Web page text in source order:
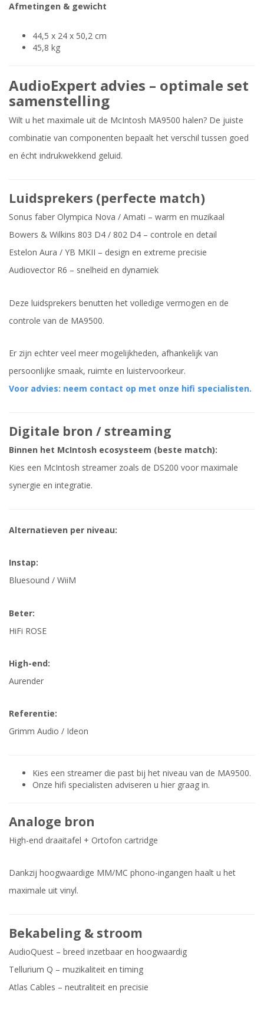
Afmetingen & gewicht
44,5 x 24 x 50,2 cm
45,8 kg
AudioExpert advies – optimale set
samenstelling
Wilt u het maximale uit de McIntosh MA9500 halen? De juiste
combinatie van componenten bepaalt het verschil tussen goed
en écht indrukwekkend geluid.
Luidsprekers (perfecte match)
Sonus faber Olympica Nova / Amati – warm en muzikaal
Bowers & Wilkins 803 D4 / 802 D4 – controle en detail
Estelon Aura / YB MKII – design en extreme precisie
Audiovector R6 – snelheid en dynamiek
Deze luidsprekers benutten het volledige vermogen en de
controle van de MA9500.
Er zijn echter veel meer mogelijkheden, afhankelijk van
persoonlijke smaak, ruimte en luistervoorkeur.
Voor advies: neem contact op met onze hifi specialisten.
Digitale bron / streaming
Binnen het McIntosh ecosysteem (beste match):
Kies een McIntosh streamer zoals de DS200 voor maximale
synergie en integratie.
Alternatieven per niveau:
Instap:
Bluesound / WiiM
Beter:
HiFi ROSE
High-end:
Aurender
Referentie:
Grimm Audio / Ideon
Kies een streamer die past bij het niveau van de MA9500.
Onze hifi specialisten adviseren u hier graag in.
Analoge bron
High-end draaitafel + Ortofon cartridge
Dankzij hoogwaardige MM/MC phono-ingangen haalt u het
maximale uit vinyl.
Bekabeling & stroom
AudioQuest – breed inzetbaar en hoogwaardig
Tellurium Q – muzikaliteit en timing
Atlas Cables – neutraliteit en precisie